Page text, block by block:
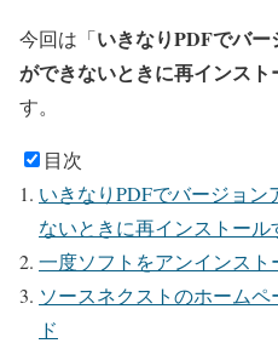
今回は「いきなりPDFでバ
ができないときに再インスト
す。
目次
いきなりPDFでバージョ
ないときに再インストール
一度ソフトをアンインスト
ソースネクストのホーム
ド